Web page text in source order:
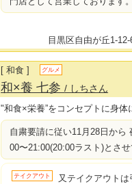
目黒区自由が丘1-12-
[ 和食 ] グルメ
和×養 七参/ しちさん
"和食×栄養”をコンセプトに身
自粛要請に従い11月28日か
00〜21:00(20:00ラスト)とさ
テイクアウト
又テイクアウト